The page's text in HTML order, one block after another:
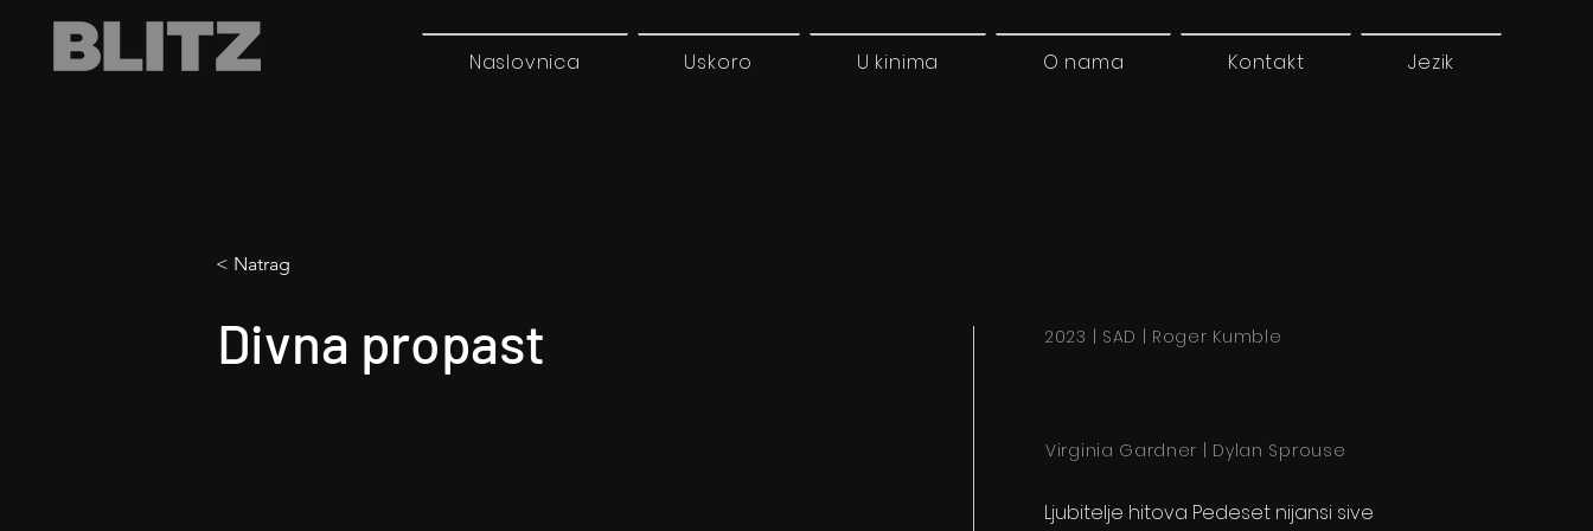
Naslovnica Uskoro U kinima O nama Kontakt Jezik
< Natrag
Divna propast 2023 | SAD | Roger Kumble
Virginia Gardner | Dylan Sprouse
Ljubitelje hitova Pedeset nijansi sive